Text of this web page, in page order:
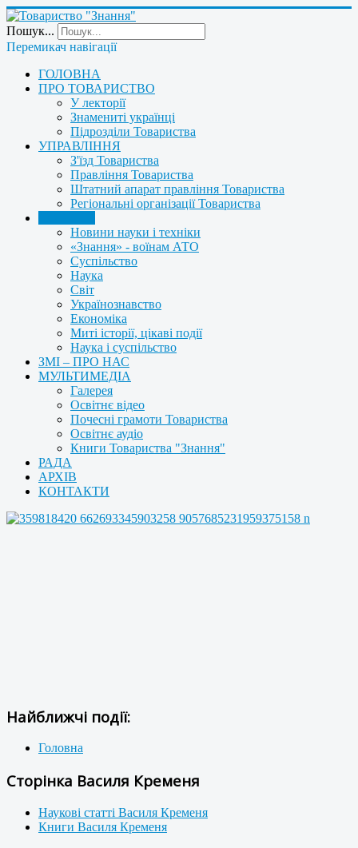
Пошук...
Перемикач навігації
ГОЛОВНА
ПРО ТОВАРИСТВО
У лекторії
Знамениті українці
Підрозділи Товариства
УПРАВЛІННЯ
З'їзд Товариства
Правління Товариства
Штатний апарат правління Товариства
Регіональні організації Товариства
Новини науки і техніки
«Знання» - воїнам АТО
Суспільство
Наука
Світ
Українознавство
Економіка
Миті історії, цікаві події
Наука і суспільство
ЗМІ – ПРО НАС
МУЛЬТИМЕДІА
Галерея
Освітнє відео
Почесні грамоти Товариства
Освітнє аудіо
Книги Товариства "Знання"
РАДА
АРХІВ
КОНТАКТИ
Найближчі події:
Головна
Сторінка Василя Кременя
Наукові статті Василя Кременя
Книги Василя Кременя